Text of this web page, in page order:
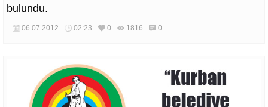
bulundu.
06.07.2012 02:23 0 1816 0